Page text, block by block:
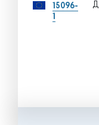
15096-
1
Д